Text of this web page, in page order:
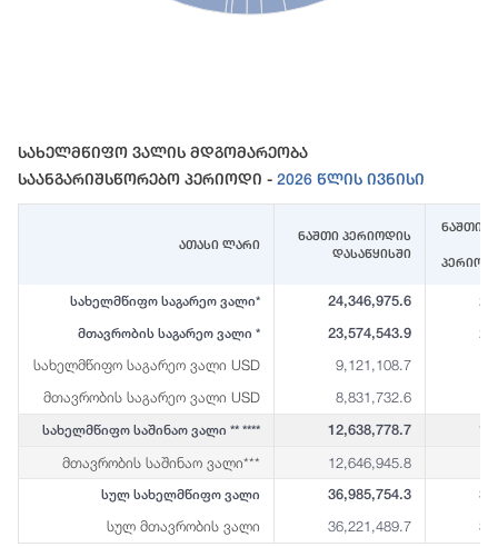
Სახელმწიფო Ვალის Მდგომარეობა
Საანგარიშსწორებო Პერიოდი - 2026 Წლის Ივნისი
ათასი ლარი
ნაშთი პერიოდის
დასაწყისში
ნაშთი
სახელმწიფო საგარეო ვალი* 24,346,975.6
მთავრობის საგარეო ვალი * 23,574,543.9
სახელმწიფო საგარეო ვალი USD 9,121,108.7
მთავრობის საგარეო ვალი USD
8,831,732.6
სახელმწიფო საშინაო ვალი ** **** 12,638,778.7
მთავრობის საშინაო ვალი*** 12,646,945.8
სულ სახელმწიფო ვალი 36,985,754.3
სულ მთავრობის ვალი 36,221,489.7